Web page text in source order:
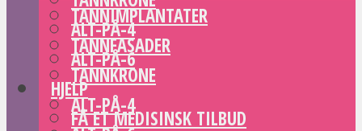
ALT-PÅ-4
ALT-PÅ-6
HJELP
FÅ ET MEDISINSK TILBUD
TANNIMPLANTATER
TANNFASADER
TANNKRONE
ALT-PÅ-4